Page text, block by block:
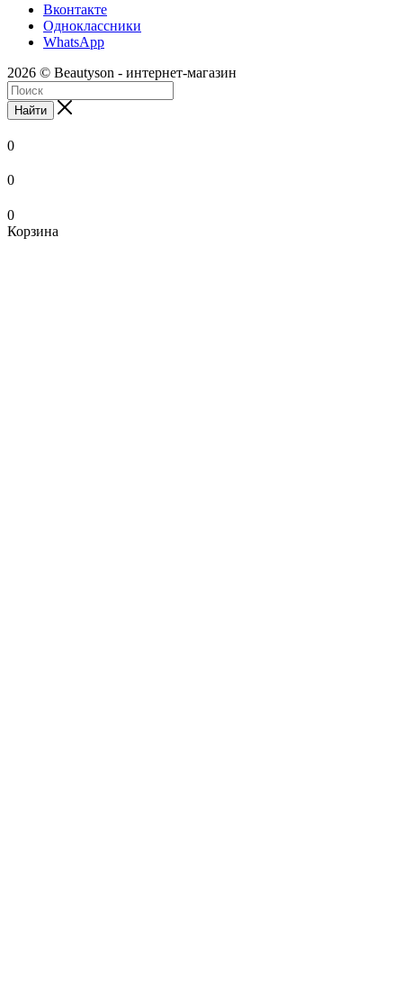
Вконтакте
Одноклассники
WhatsApp
2026 © Beautyson - интернет-магазин
Найти
0
0
0
Корзина